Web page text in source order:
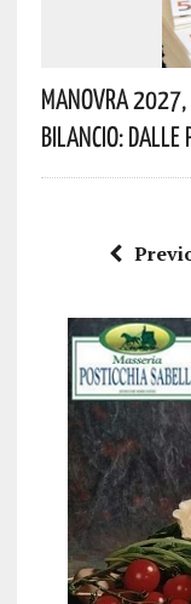
Manovra 2027,
Bilancio: Dalle